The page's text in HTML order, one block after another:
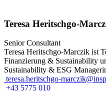
Teresa Heritschgo-
Senior Consultant
Teresa Heritschgo-Marczik ist
Finanzierung & Sustainability
Sustainability & ESG
teresa.heritschgo-
+43 5775 010